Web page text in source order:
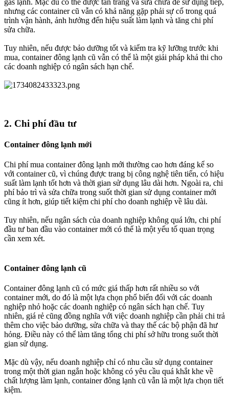
gas lạnh. Mặc dù có thể được tân trang và sửa chữa để sử dụng tiếp,
nhưng các container cũ vẫn có khả năng gặp phải sự cố trong quá
trình vận hành, ảnh hưởng đến hiệu suất làm lạnh và tăng chi phí
sửa chữa.
Tuy nhiên, nếu được bảo dưỡng tốt và kiểm tra kỹ lưỡng trước khi
mua, container đông lạnh cũ vẫn có thể là một giải pháp khả thi cho
các doanh nghiệp có ngân sách hạn chế.
2. Chi phí đầu tư
Container đông lạnh mới
Chi phí mua container đông lạnh mới thường cao hơn đáng kể so
với container cũ, vì chúng được trang bị công nghệ tiên tiến, có hiệu
suất làm lạnh tốt hơn và thời gian sử dụng lâu dài hơn. Ngoài ra, chi
phí bảo trì và sửa chữa trong suốt thời gian sử dụng container mới
cũng ít hơn, giúp tiết kiệm chi phí cho doanh nghiệp về lâu dài.
Tuy nhiên, nếu ngân sách của doanh nghiệp không quá lớn, chi phí
đầu tư ban đầu vào container mới có thể là một yếu tố quan trọng
cần xem xét.
Container đông lạnh cũ
Container đông lạnh cũ có mức giá thấp hơn rất nhiều so với
container mới, do đó là một lựa chọn phổ biến đối với các doanh
nghiệp nhỏ hoặc các doanh nghiệp có ngân sách hạn chế. Tuy
nhiên, giá rẻ cũng đồng nghĩa với việc doanh nghiệp cần phải chi trả
thêm cho việc bảo dưỡng, sửa chữa và thay thế các bộ phận đã hư
hỏng. Điều này có thể làm tăng tổng chi phí sở hữu trong suốt thời
gian sử dụng.
Mặc dù vậy, nếu doanh nghiệp chỉ có nhu cầu sử dụng container
trong một thời gian ngắn hoặc không có yêu cầu quá khắt khe về
chất lượng làm lạnh, container đông lạnh cũ vẫn là một lựa chọn tiết
kiệm.